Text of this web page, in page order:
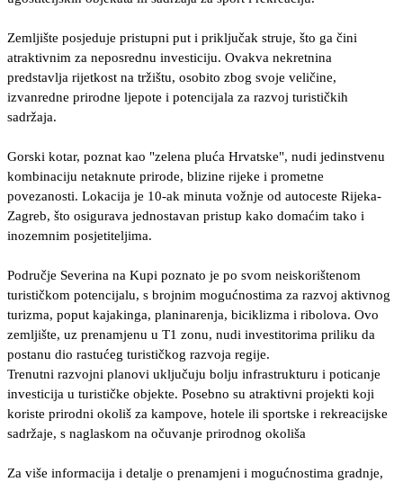
Zemljište posjeduje pristupni put i priključak struje, što ga čini
atraktivnim za neposrednu investiciju. Ovakva nekretnina
predstavlja rijetkost na tržištu, osobito zbog svoje veličine,
izvanredne prirodne ljepote i potencijala za razvoj turističkih
sadržaja.
Gorski kotar, poznat kao "zelena pluća Hrvatske", nudi jedinstvenu
kombinaciju netaknute prirode, blizine rijeke i prometne
povezanosti. Lokacija je 10-ak minuta vožnje od autoceste Rijeka-
Zagreb, što osigurava jednostavan pristup kako domaćim tako i
inozemnim posjetiteljima.
Područje Severina na Kupi poznato je po svom neiskorištenom
turističkom potencijalu, s brojnim mogućnostima za razvoj aktivnog
turizma, poput kajakinga, planinarenja, biciklizma i ribolova. Ovo
zemljište, uz prenamjenu u T1 zonu, nudi investitorima priliku da
postanu dio rastućeg turističkog razvoja regije.
Trenutni razvojni planovi uključuju bolju infrastrukturu i poticanje
investicija u turističke objekte. Posebno su atraktivni projekti koji
koriste prirodni okoliš za kampove, hotele ili sportske i rekreacijske
sadržaje, s naglaskom na očuvanje prirodnog okoliša
Za više informacija i detalje o prenamjeni i mogućnostima gradnje,